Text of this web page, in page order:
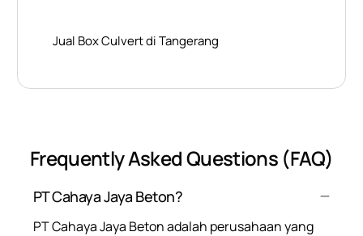
Jual Box Culvert di Tangerang
Frequently Asked Questions (FAQ)
PT Cahaya Jaya Beton?
PT Cahaya Jaya Beton adalah perusahaan yang